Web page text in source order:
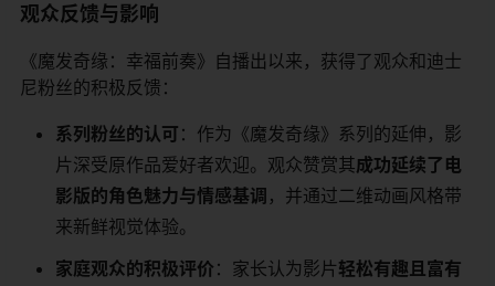
观众反馈与影响
《魔发奇缘：幸福前奏》自播出以来，获得了观众和迪士
尼粉丝的积极反馈：
​系列粉丝的认可​ ​：作为《魔发奇缘》系列的延伸，影
片深受原作品爱好者欢迎。观众赞赏其​​成功延续了电
影版的角色魅力与情感基调​ ​，并通过二维动画风格带
来新鲜视觉体验。
​家庭观众的积极评价​ ​：家长认为影片​​轻松有趣且富有